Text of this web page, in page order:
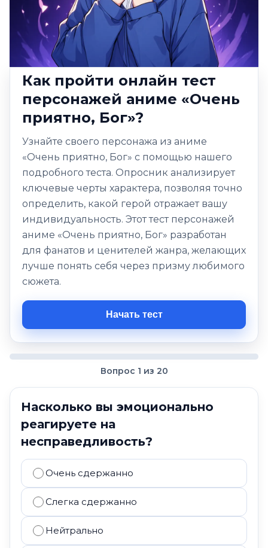
Как пройти онлайн тест
персонажей аниме «Очень
приятно, Бог»?
Узнайте своего персонажа из аниме
«Очень приятно, Бог» с помощью нашего
подробного теста. Опросник анализирует
ключевые черты характера, позволяя точно
определить, какой герой отражает вашу
индивидуальность. Этот тест персонажей
аниме «Очень приятно, Бог» разработан
для фанатов и ценителей жанра, желающих
лучше понять себя через призму любимого
сюжета.
Начать тест
Вопрос 1 из 20
Насколько вы эмоционально
реагируете на
несправедливость?
Очень сдержанно
Слегка сдержанно
Нейтрально